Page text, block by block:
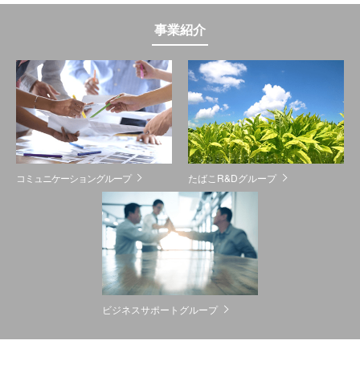
事業紹介
コミュニケーショングループ たばこR&Dグループ
ビジネスサポートグループ